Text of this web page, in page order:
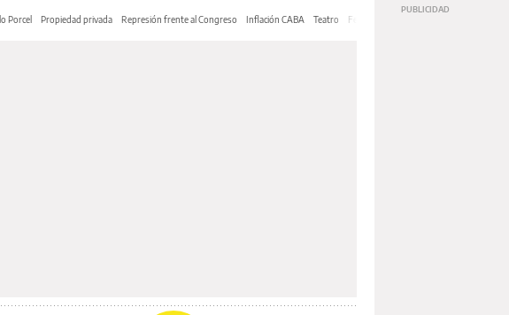
Porcel Propiedad privada Represión frente al Congreso Inflación CABA Teatro Feria de Editores